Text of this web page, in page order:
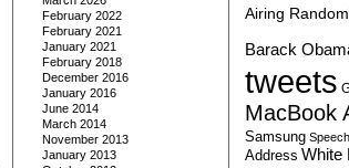
February 2022
February 2021
January 2021
February 2018
December 2016
January 2016
June 2014
March 2014
November 2013
January 2013
Airing
Barack
tweets
MacBook
Samsung Speech
Address White